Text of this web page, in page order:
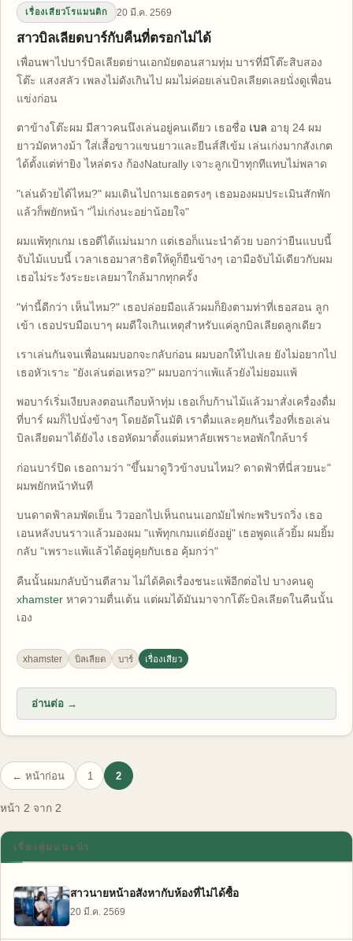
เรื่องเสียวโรแมนติก 20 มี.ค. 2569
สาวบิลเลียดบาร์กับคืนที่ตรอกไม่ได้
เพื่อนพาไปบาร์บิลเลียดย่านเอกมัยตอนสามทุ่ม บารที่มีโต๊ะสิบสอง
โต๊ะ แสงสลัว เพลงไม่ดังเกินไป ผมไม่ค่อยเล่นบิลเลียดเลยนั่งดูเพื่อน
แข่งก่อน
ตาข้างโต๊ะผม มีสาวคนนึงเล่นอยู่คนเดียว เธอชื่อ เบล อายุ 24 ผม
ยาวมัดหางม้า ใส่เสื้อขาวแขนยาวและยีนส์สีเข้ม เล่นเก่งมากสังเกต
ได้ตั้งแต่ท่ายิง ไหล่ตรง ก้องNaturally เจาะลูกเป้าทุกทีแทบไม่พลาด
"เล่นด้วยได้ไหม?" ผมเดินไปถามเธอตรงๆ เธอมองผมประเมินสักพัก
แล้วก็พยักหน้า "ไม่เก่งนะอย่าน้อยใจ"
ผมแพ้ทุกเกม เธอตีได้แม่นมาก แต่เธอก็แนะนำด้วย บอกว่ายืนแบบนี้
จับไม้แบบนี้ เวลาเธอมาสาธิตให้ดูก็ยืนข้างๆ เอามือจับไม้เดียวกับผม
เธอไม่ระวังระยะเลยมาใกล้มากทุกครั้ง
"ท่านี้ดีกว่า เห็นไหม?" เธอปล่อยมือแล้วผมก็ยิงตามท่าที่เธอสอน ลูก
เข้า เธอปรบมือเบาๆ ผมดีใจเกินเหตุสำหรับแค่ลูกบิลเลียดลูกเดียว
เราเล่นกันจนเพื่อนผมบอกจะกลับก่อน ผมบอกให้ไปเลย ยังไม่อยากไป
เธอหัวเราะ "ยังเล่นต่อเหรอ?" ผมบอกว่าแพ้แล้วยังไม่ยอมแพ้
พอบาร์เริ่มเงียบลงตอนเกือบห้าทุ่ม เธอเก็บก้านไม้แล้วมาสั่งเครื่องดื่ม
ที่บาร์ ผมก็ไปนั่งข้างๆ โดยอัตโนมัติ เราดื่มและคุยกันเรื่องที่เธอเล่น
บิลเลียดมาได้ยังไง เธอหัดมาตั้งแต่มหาลัยเพราะหอพักใกล้บาร์
ก่อนบาร์ปิด เธอถามว่า "ขึ้นมาดูวิวข้างบนไหม? ดาดฟ้าที่นี่สวยนะ"
ผมพยักหน้าทันที
บนดาดฟ้าลมพัดเย็น วิวออกไปเห็นถนนเอกมัยไฟกะพริบรถวิ่ง เธอ
เอนหลังบนราวแล้วมองผม "แพ้ทุกเกมแต่ยังอยู่" เธอพูดแล้วยิ้ม ผมยิ้ม
กลับ "เพราะแพ้แล้วได้อยู่คุยกับเธอ คุ้มกว่า"
คืนนั้นผมกลับบ้านตีสาม ไม่ได้คิดเรื่องชนะแพ้อีกต่อไป บางคนดู
xhamster หาความตื่นเต้น แต่ผมได้มันมาจากโต๊ะบิลเลียดในคืนนั้น
เอง
xhamster บิลเลียด บาร์ เรื่องเสียว
อ่านต่อ →
← หน้าก่อน 1 2
หน้า 2 จาก 2
เรื่องสุ่มแนะนำ
สาวนายหน้าอสังหากับห้องที่ไม่ได้ซื้อ
20 มี.ค. 2569